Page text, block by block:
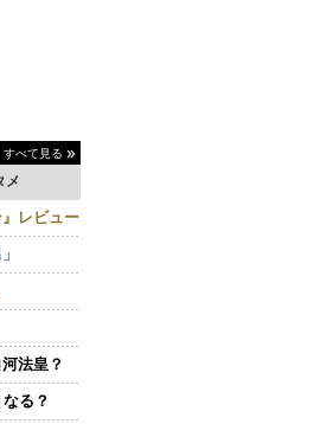
すべて見る
メ
』レビュー
法皇？
る？